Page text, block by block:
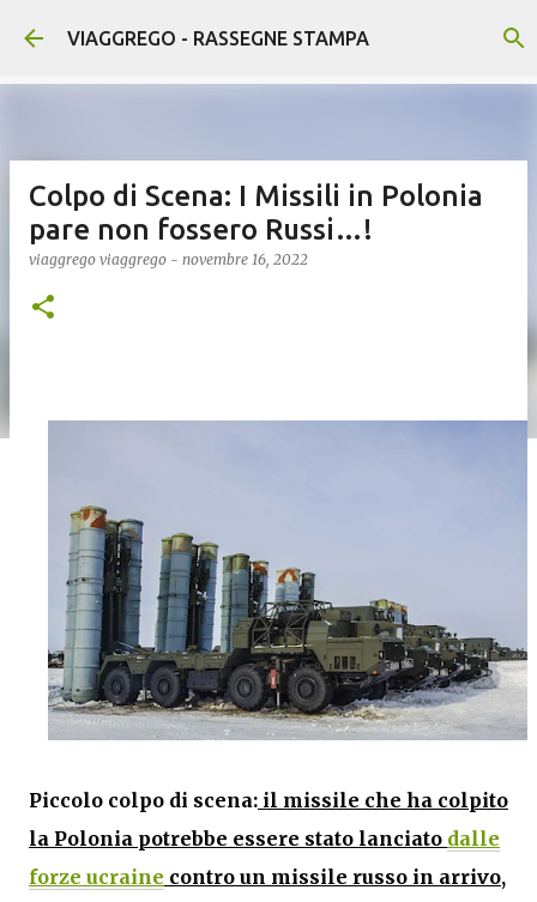
Passa ai contenuti principali
VIAGGREGO - RASSEGNE STAMPA
Colpo di Scena: I Missili in Polonia
pare non fossero Russi…!
viaggrego viaggrego - novembre 16, 2022
Piccolo colpo di scena: il missile che ha colpito
la Polonia potrebbe essere stato lanciato dalle
forze ucraine contro un missile russo in arrivo,